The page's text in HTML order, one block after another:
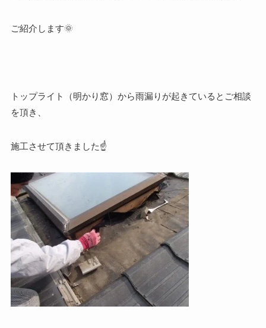
ご紹介します🌞
トップライト（明かり窓）から雨漏りが起きているとご相談
を頂き、
施工させて頂きました☝